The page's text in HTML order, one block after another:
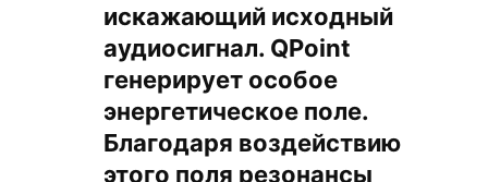
искажающий исходный
аудиосигнал. QPoint
генерирует особое
энергетическое поле.
Благодаря воздействию
этого поля резонансы